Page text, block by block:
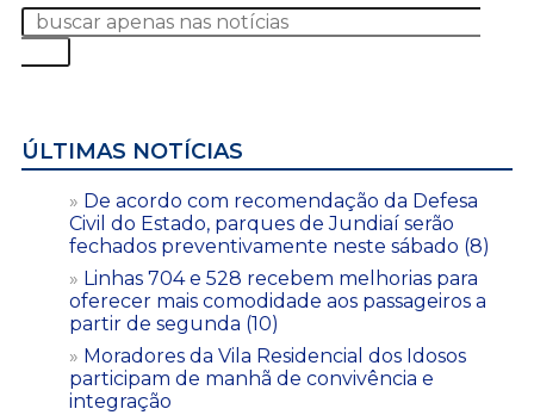
ÚLTIMAS NOTÍCIAS
De acordo com recomendação da Defesa
Civil do Estado, parques de Jundiaí serão
fechados preventivamente neste sábado (8)
Linhas 704 e 528 recebem melhorias para
oferecer mais comodidade aos passageiros a
partir de segunda (10)
Moradores da Vila Residencial dos Idosos
participam de manhã de convivência e
integração